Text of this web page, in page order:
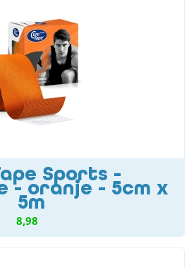
Sports -
- oranje - 5cm x
5m
8,98